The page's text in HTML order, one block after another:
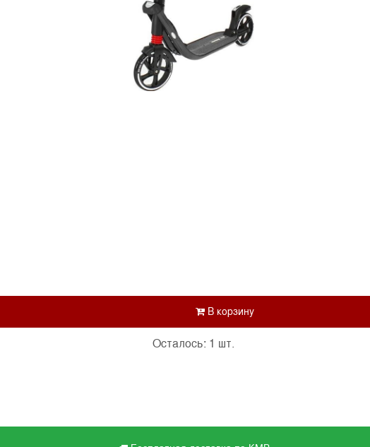
Осталось: 1 шт.